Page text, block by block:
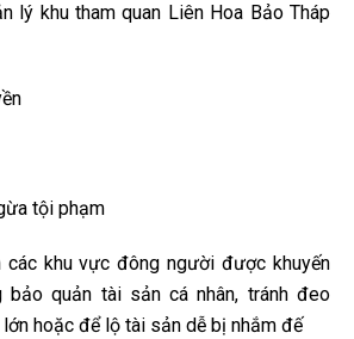
lý khu tham quan Liên Hoa Bảo Tháp
tội phạm
các khu vực đông người được khuyến
bảo quản tài sản cá nhân, tránh đeo
hoặc để lộ tài sản dễ bị nhắm đế